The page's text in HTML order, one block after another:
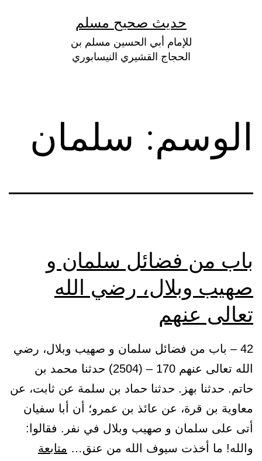
حديث صحيح مسلم
للإمام أبي الحسين مسلم بن
الحجاج القشيري النيسابوري
الوسم: سلمان
باب من فضائل سلمان و
صهيب وبلال، رضي الله
تعالى عنهم
42 – باب من فضائل سلمان و صهيب وبلال، رضي
الله تعالى عنهم 170 – (2504) حدثنا محمد بن
حاتم. حدثنا بهز. حدثنا حماد بن سلمة عن ثابت، عن
معاوية بن قرة، عن عائذ بن عمرو؛ أن أبا سفيان
أتى على سلمان و صهيب وبلال في نفر. فقالوا:
والله! ما أخذت سيوف الله من عنق… متابعة